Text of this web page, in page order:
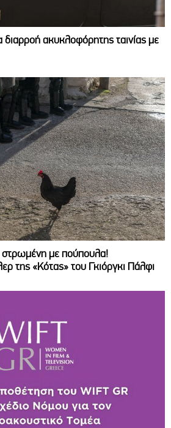
ακυκλοφόρητης ταινίας με
στρωμένη με πούπουλα!
της «Κότας» του Γκιόργκι Πάλφι